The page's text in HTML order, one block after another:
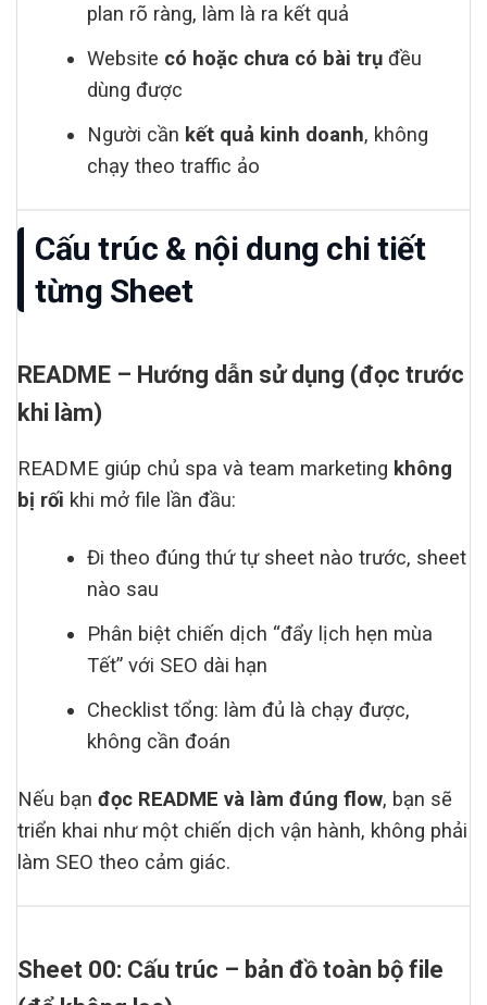
plan rõ ràng, làm là ra kết quả
Website có hoặc chưa có bài trụ đều
dùng được
Người cần kết quả kinh doanh, không
chạy theo traffic ảo
Cấu trúc & nội dung chi tiết
từng Sheet
README – Hướng dẫn sử dụng (đọc trước
khi làm)
README giúp chủ spa và team marketing không
bị rối khi mở file lần đầu:
Đi theo đúng thứ tự sheet nào trước, sheet
nào sau
Phân biệt chiến dịch “đẩy lịch hẹn mùa
Tết” với SEO dài hạn
Checklist tổng: làm đủ là chạy được,
không cần đoán
Nếu bạn đọc README và làm đúng flow, bạn sẽ
triển khai như một chiến dịch vận hành, không phải
làm SEO theo cảm giác.
Sheet 00: Cấu trúc – bản đồ toàn bộ file